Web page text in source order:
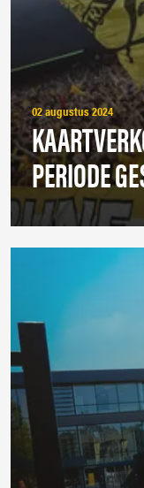
02 augustus 2024
PERIODE